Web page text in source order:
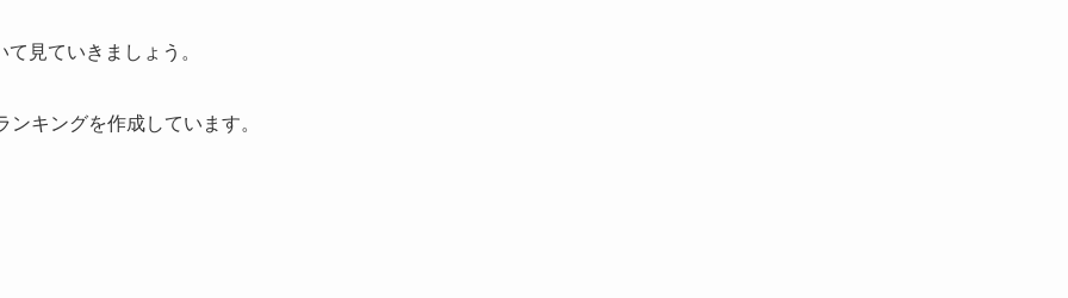
見ていきましょう。
キングを作成しています。